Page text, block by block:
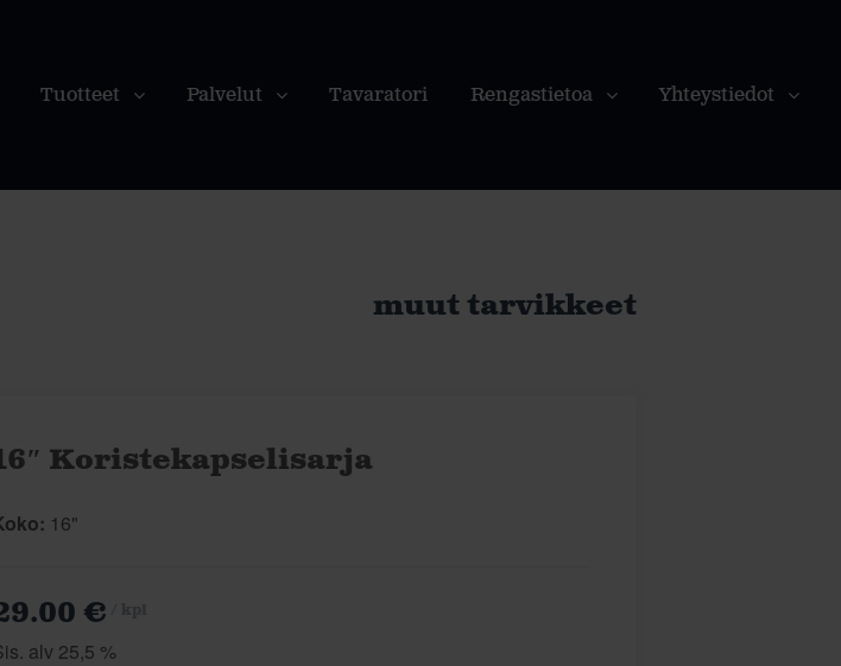
Tuotteet Palvelut Tavaratori Rengastietoa Yhteystiedot
muut tarvikkeet
Koristekapselisarja
16"
€
alv 25,5 %